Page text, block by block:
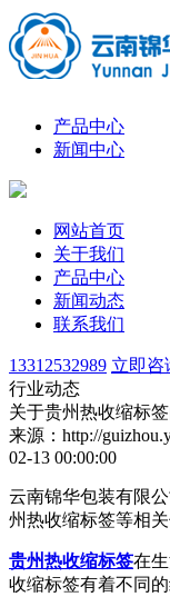
产品中心
新闻中心
网站首页
关于我们
产品中心
新闻动态
联系我们
13312532989 立即咨
行业动态
关于贵州热收缩标
来源：http://
02-13 00:00:00
云南锦华包装有限
州热收缩标签等相
贵州热收缩标签在
收缩标签有着不同